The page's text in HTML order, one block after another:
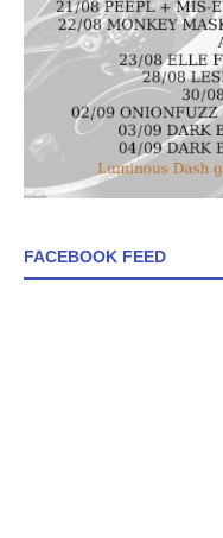
FACEBOOK FEED